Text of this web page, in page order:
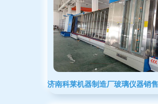
济南科莱机器制造厂玻璃仪器销